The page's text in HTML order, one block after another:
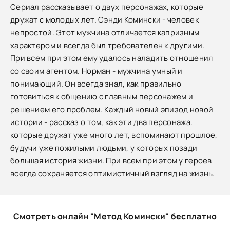
Сериал рассказывает о двух персонажах, которые
дружат с молодых лет. Сэнди Комински - человек
непростой. Этот мужчина отличается капризным
характером и всегда был требователен к другими.
При всем при этом ему удалось наладить отношения
со своим агентом. Норман - мужчина умный и
понимающий. Он всегда знал, как правильно
готовиться к общению с главным персонажем и
решением его проблем. Каждый новый эпизод новой
истории - рассказ о том, как эти два персонажа.
которые дружат уже много лет, вспоминают прошлое,
будучи уже пожилыми людьми, у которых позади
большая история жизни. При всем при этом у героев
всегда сохраняется оптимистичный взгляд на жизнь.
Смотреть онлайн "Метод Комински" бесплатно